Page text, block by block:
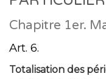
Chapitre 1er.
Art. 6.
Totalisation des